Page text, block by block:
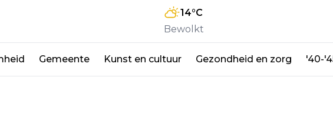
14°C
Bewolkt
Gemeente Kunst en cultuur Gezondheid en zorg '40-